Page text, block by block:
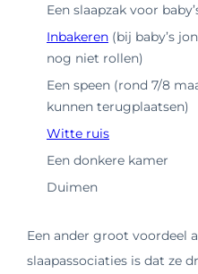
Een slaapzak voor
Inbakeren (bij baby’s
nog niet rollen)
Een speen (rond 7/8
kunnen terugplaatsen)
Witte ruis
Een donkere kamer
Duimen
Een ander groot voordeel
slaapassociaties is dat ze